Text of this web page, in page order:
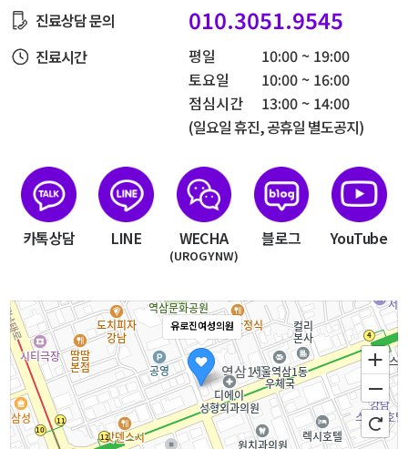
진료상담 문의 010.3051.9545
진료시간 평일
10:00 ~ 19:00
토요일
10:00 ~ 16:00
점심시간
13:00 ~ 14:00
(일요일 휴진, 공휴일 별도공지)
카톡상담 LINE WECHA
(UROGYNW)
블로그 YouTube
유로진여성의원